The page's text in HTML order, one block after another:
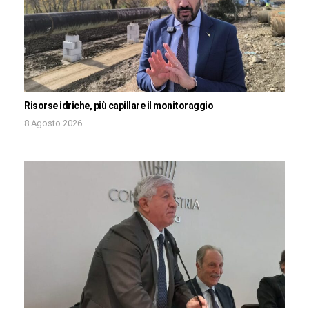
Risorse idriche, più capillare il monitoraggio
8 Agosto 2026